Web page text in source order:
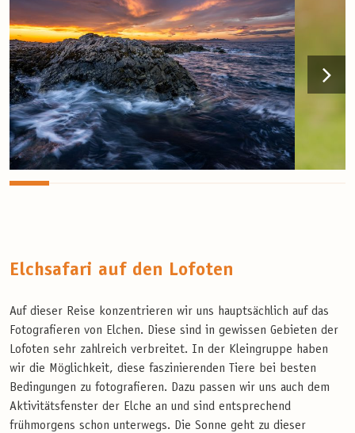
Elchsafari auf den Lofoten
Auf dieser Reise konzentrieren wir uns hauptsächlich auf das
Fotografieren von Elchen. Diese sind in gewissen Gebieten der
Lofoten sehr zahlreich verbreitet. In der Kleingruppe haben
wir die Möglichkeit, diese faszinierenden Tiere bei besten
Bedingungen zu fotografieren. Dazu passen wir uns auch dem
Aktivitätsfenster der Elche an und sind entsprechend
frühmorgens schon unterwegs. Die Sonne geht zu dieser